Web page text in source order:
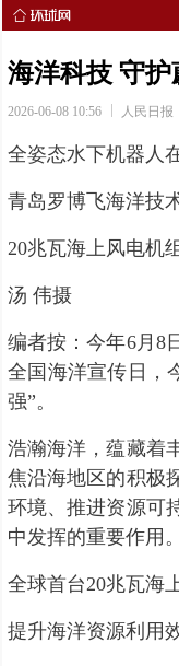
海洋科技 守护
2026-06-08 10:56 人民日报
全姿态水下机器人
青岛罗博飞海洋技
20兆瓦海上风电机
汤 伟摄
编者按：今年6月8
全国海洋宣传日，
强”。
浩瀚海洋，蕴藏着
焦沿海地区的积极
环境、推进资源可
中发挥的重要作用。
全球首台20兆瓦海
提升海洋资源利用